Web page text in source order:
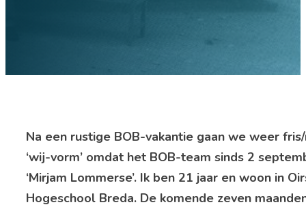
Na een rustige BOB-vakantie gaan we weer
‘wij-vorm’ omdat het BOB-team sinds 2
‘Mirjam Lommerse’. Ik ben 21 jaar en woon in
Hogeschool Breda. De komende zeven